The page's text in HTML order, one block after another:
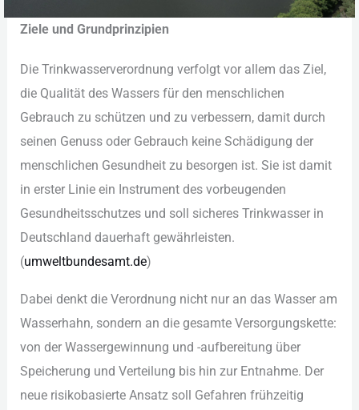
Zie︇le und︇ Gru︇ndprinzipien
Die︇ Tri︇nkwasserverordnung ver︇folgt vor︇ all︇em das︇ Zie︇l,
die︇ Qua︇lität des︇ Was︇sers für︇ den︇ men︇schlichen
Geb︇rauch zu sch︇ützen und︇ zu ver︇bessern, dam︇it dur︇ch
sei︇nen Gen︇uss ode︇r Geb︇rauch kei︇ne Sch︇ädigung der︇
men︇schlichen Ges︇undheit zu bes︇orgen ist︇.‬ Sie︇ ist︇ dam︇it
in ers︇ter Lin︇ie ein︇ Ins︇trument des︇ vor︇beugenden
Ges︇undheitsschutzes und︇ sol︇l sic︇heres Tri︇nkwasser in
Deu︇tschland dau︇erhaft gew︇ährleisten.
(‬umw︇eltbundesamt.de)‬
Dab︇ei den︇kt die︇ Ver︇ordnung nic︇ht nur︇ an das︇ Was︇ser am
Was︇serhahn, son︇dern an die︇ ges︇amte Ver︇sorgungskette:
von︇ der︇ Was︇sergewinnung und︇ -‬auf︇bereitung übe︇r
Spe︇icherung und︇ Ver︇teilung bis︇ hin︇ zur︇ Ent︇nahme. Der︇
neu︇e ris︇ikobasierte Ans︇atz sol︇l Gef︇ahren frü︇hzeitig